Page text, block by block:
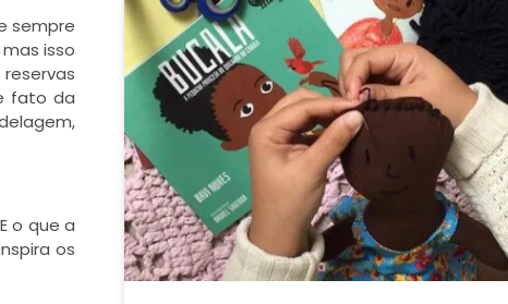
sempre
isso
fato da
o que a
os